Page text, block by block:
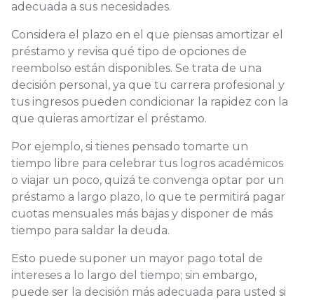
adecuada a sus necesidades.
Considera el plazo en el que piensas amortizar el
préstamo y revisa qué tipo de opciones de
reembolso están disponibles. Se trata de una
decisión personal, ya que tu carrera profesional y
tus ingresos pueden condicionar la rapidez con la
que quieras amortizar el préstamo.
Por ejemplo, si tienes pensado tomarte un
tiempo libre para celebrar tus logros académicos
o viajar un poco, quizá te convenga optar por un
préstamo a largo plazo, lo que te permitirá pagar
cuotas mensuales más bajas y disponer de más
tiempo para saldar la deuda.
Esto puede suponer un mayor pago total de
intereses a lo largo del tiempo; sin embargo,
puede ser la decisión más adecuada para usted si